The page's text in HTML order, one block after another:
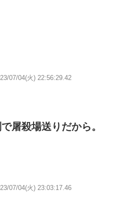
07/04(火) 22:56:29.42
屠殺場送りだから。
07/04(火) 23:03:17.46